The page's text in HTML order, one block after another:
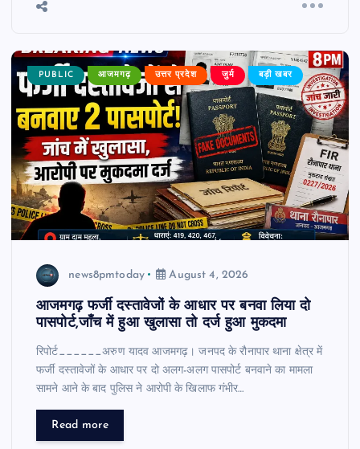
PUBLIC आजमगढ़ उत्तर प्रदेश जुर्म बड़ी खबर
news8pmtoday August 4, 2026
आजमगढ़ फर्जी दस्तावेजों के आधार पर बनवा लिया दो
पासपोर्ट,जाँच में हुआ खुलासा तो दर्ज हुआ मुकदमा
रिपोर्ट______अरुण यादव आजमगढ़। जनपद के रौनापार थाना क्षेत्र में
फर्जी दस्तावेजों के आधार पर दो अलग-अलग पासपोर्ट बनवाने का मामला
सामने आने के बाद पुलिस ने आरोपी के खिलाफ गंभीर…
Read more